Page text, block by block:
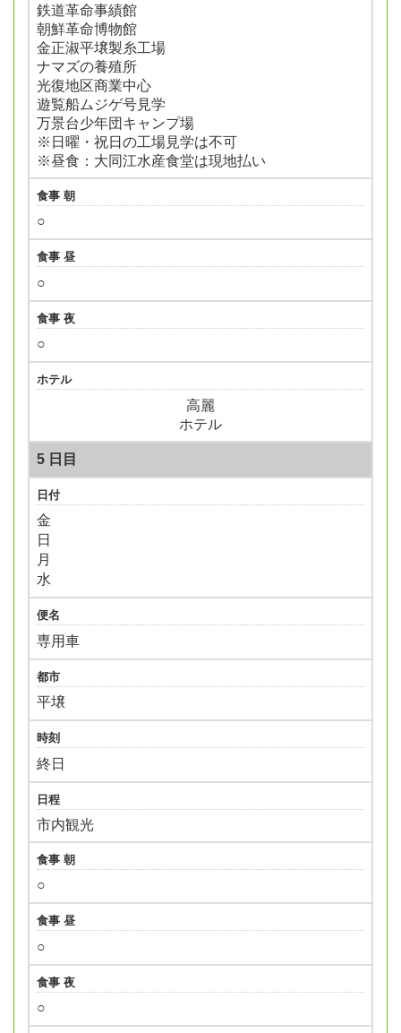
鉄道革命事績館
朝鮮革命博物館
金正淑平壌製糸工場
ナマズの養殖所
光復地区商業中心
遊覧船ムジゲ号見学
万景台少年団キャンプ場
※日曜・祝日の工場見学は不可
※昼食：大同江水産食堂は現地払い
食事 朝
○
食事 昼
○
食事 夜
○
ホテル
高麗
ホテル
5 日目
日付
金
日
月
水
便名
専用車
都市
平壌
時刻
終日
日程
市内観光
食事 朝
○
食事 昼
○
食事 夜
○